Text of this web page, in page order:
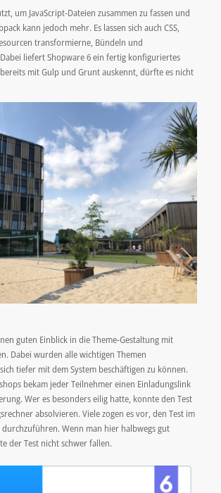
um JavaScript-Dateien zusammen zu fassen und
kann jedoch mehr. Es lassen sich auch CSS,
transformierne, Bündeln und
liefert Shopware 6 ein fertig konfiguriertes
mit Gulp und Grunt auskennt, dürfte es nicht
guten Einblick in die Theme-Gestaltung mit
Dabei wurden alle wichtigen Themen
tiefer mit dem System beschäftigen zu können.
bekam jeder Teilnehmer einen Einladungslink
Wer es besonders eilig hatte, konnte den Test
absolvieren. Viele zogen es vor, den Test im
Wenn man hier halbwegs gut
der Test nicht schwer fallen.